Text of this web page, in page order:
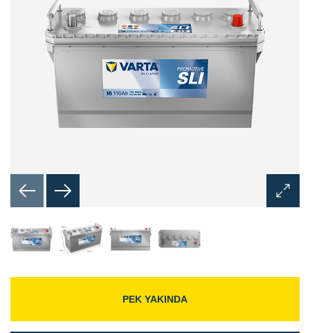
Aç
PEK YAKINDA